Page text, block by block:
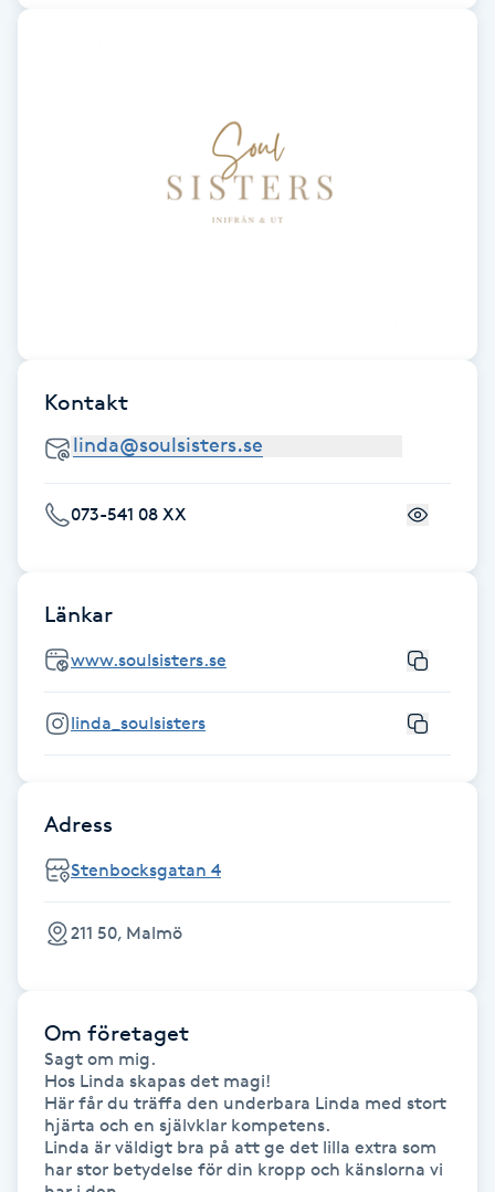
Enzympeeling
Faceliftmassage
Fet hårbotten
Fibromassage
Fotmassage
Fotsvamp
Fotvård
Fransborttagning
Fransförlängning
Fransförlängning Megavolym
Fransförlängning Volym
Kontakt
073-541 08 XX
Länkar
www.soulsisters.se
linda_soulsisters
Adress
Stenbocksgatan 4
211 50, Malmö
Om företaget
Sagt om mig.
Hos Linda skapas det magi!
Här får du träffa den underbara Linda med stort
hjärta och en självklar kompetens.
Linda är väldigt bra på att ge det lilla extra som
har stor betydelse för din kropp och känslorna vi